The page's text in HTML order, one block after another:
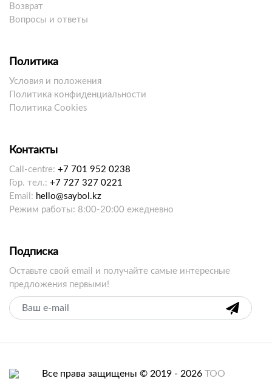
Возврат
Вопросы и ответы
Политика
Условия и положения
Политика конфиденциальности
Политика Cookies
Контакты
Call-centre: +7 701 952 0238
Гор. тел.: +7 727 327 0221
Email: hello@saybol.kz
Режим работы: 8:00-20:00 ежедневно
Подписка
Оставьте свой email и получайте самые интересные
предложения первыми!
Все права защищены © 2019 - 2026 ТОО